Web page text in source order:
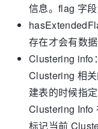
信息。flag 字段
存在才会有数据
Clustering info
Clustering 相
建表的时候指
Clustering Info
标记当前